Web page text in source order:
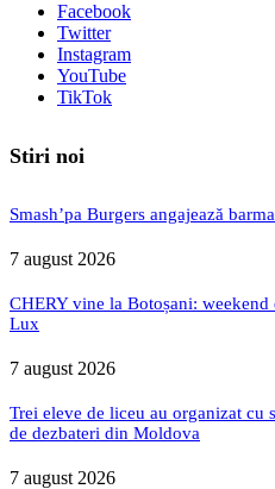
Facebook
Twitter
Instagram
YouTube
TikTok
Stiri noi
Smash’pa Burgers angajează
7 august 2026
CHERY vine la Botoșani:
Lux
7 august 2026
Trei eleve de liceu au organizat cu
de dezbateri din Moldova
7 august 2026